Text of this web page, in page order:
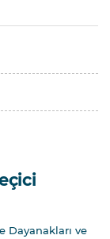
Dayanakları ve